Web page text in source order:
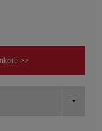
>>
Toggle